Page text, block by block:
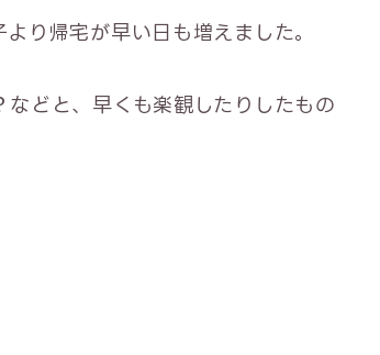
り帰宅が早い日も増えました。
どと、早くも楽観したりしたもの